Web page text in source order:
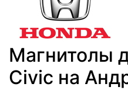
Магнитолы
Civic на